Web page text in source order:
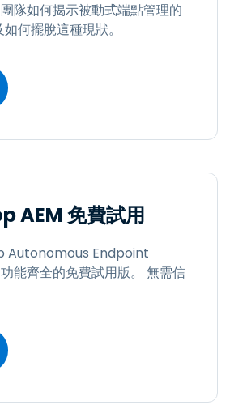
隊如何揭示被動式端點管理的
何擺脫這種現狀。
AEM 免費試用
Autonomous Endpoint
能齊全的免費試用版。 無需信